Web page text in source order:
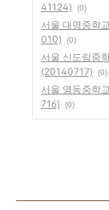
41124)
(0)
서울 대명중학
010)
(0)
서울 신도림중
(20140717)
(0)
서울 영동중학
716)
(0)